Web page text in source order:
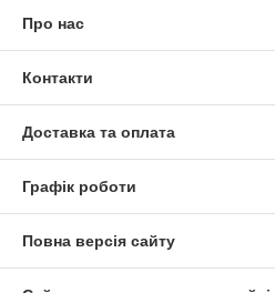
Про нас
Контакти
Доставка та оплата
Графік роботи
Повна версія сайту